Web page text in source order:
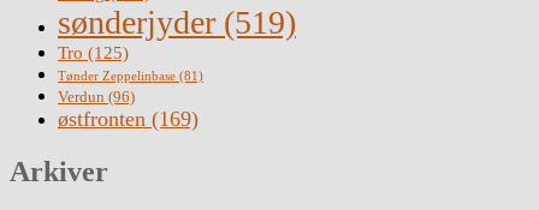
sønderjyder (519)
Tro (125)
Tønder Zeppelinbase (81)
Verdun (96)
østfronten (169)
Arkiver